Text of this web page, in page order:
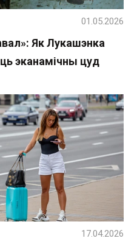
Як Лукашэнка
эканамічны цуд
01.05.2026
17.04.2026